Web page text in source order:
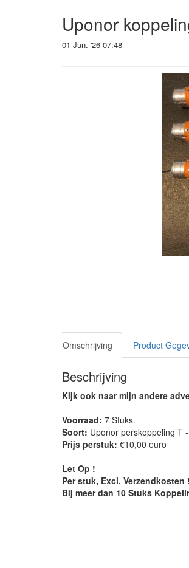
Uponor
01 Jun. '26 07:48
Omschrijving Product
Beschrijving
Kijk ook naar mijn andere
Voorraad: 7 Stuks.
Soort: Uponor perskoppeling T
Prijs perstuk: €10,00 euro
Let Op !
Per stuk, Excl. Verzendkosten !
Bij meer dan 10 Stuks